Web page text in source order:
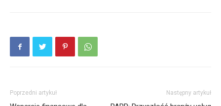
Poprzedni artykuł Następny artykuł